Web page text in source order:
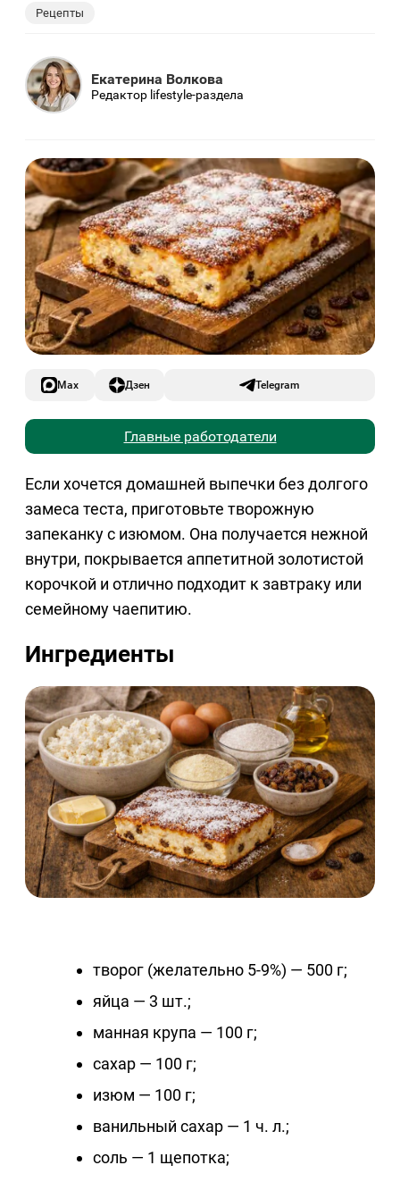
Рецепты
Екатерина Волкова
Редактор lifestyle-раздела
Max Дзен Telegram
Главные работодатели
Если хочется домашней выпечки без долгого
замеса теста, приготовьте творожную
запеканку с изюмом. Она получается нежной
внутри, покрывается аппетитной золотистой
корочкой и отлично подходит к завтраку или
семейному чаепитию.
Ингредиенты
творог (желательно 5-9%) — 500 г;
яйца — 3 шт.;
манная крупа — 100 г;
сахар — 100 г;
изюм — 100 г;
ванильный сахар — 1 ч. л.;
соль — 1 щепотка;